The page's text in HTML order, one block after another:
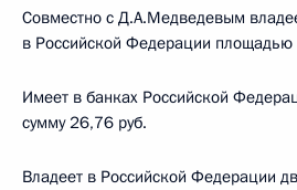
Совместно с Д.А.Медведевым
в Российской Федерации
Имеет в банках Российской
сумму 26,76 руб.
Владеет в Российской Федерации